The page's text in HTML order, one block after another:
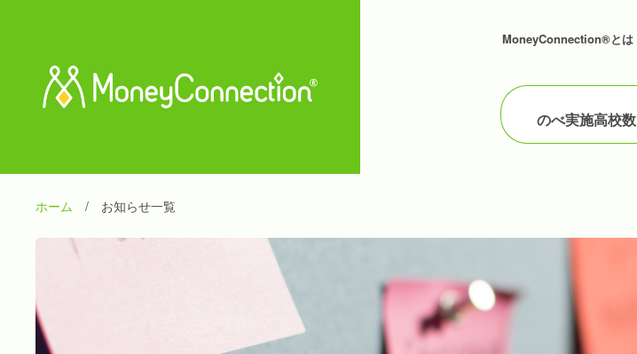
MoneyConnection®とは
のべ実施高校数
ホーム / お知らせ一覧